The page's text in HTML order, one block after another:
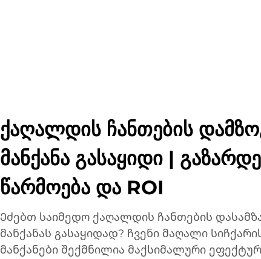
ქაღალდის ჩანთების
მანქანა გასაყიდი |
წარმოება და ROI
Ეძებთ საიმედო ქაღალდის ჩანთების
მანქანას გასაყიდად? ჩვენი მაღალი
მანქანები შექმნილია მაქსიმალური